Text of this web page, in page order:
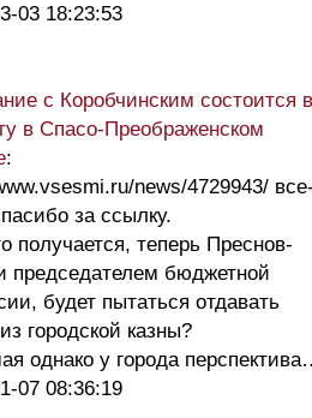
03 18:23:53
с Коробчинским состоится в
в Спасо-Преображенском
:
news/4729943/
за ссылку.
получается, теперь Преснов-
председателем бюджетной
будет пытаться отдавать
городской казны?
однако у города
07 08:36:19